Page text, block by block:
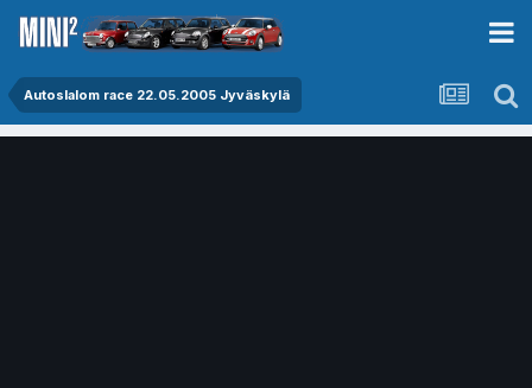
Autoslalom race 22.05.2005 Jyväskylä